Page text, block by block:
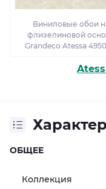
Виниловые обои
флизелиновой
Grandeco Atessa
ОБЩЕЕ
Коллекция